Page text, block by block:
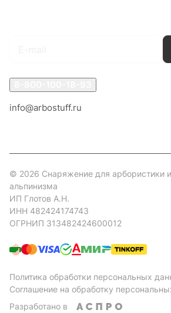
info@arbostuff.ru
© 2026 Снаряжение для арбористики
альпинизма
ИП Глотов А.Н.
ИНН 482424174743
ОГРНИП 313482424600012
Политика обработки персональных
Соглашение на обработку
Разработано в